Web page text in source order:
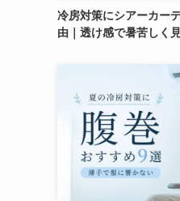
冷房対策にシアーカー
由｜透け感で暑苦しく